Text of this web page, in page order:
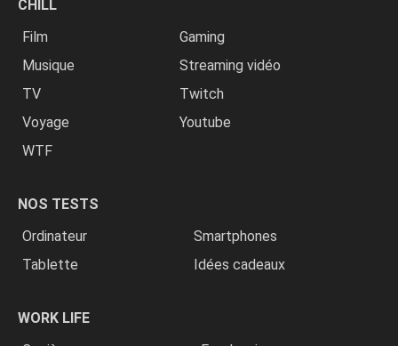
CHILL
Film
Gaming
Musique
Streaming vidéo
TV
Twitch
Voyage
Youtube
WTF
NOS TESTS
Ordinateur
Smartphones
Tablette
Idées cadeaux
WORK LIFE